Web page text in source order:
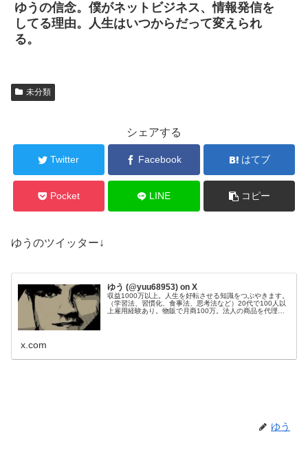
ゆうの信念。僕がネットビジネス、情報発信を
してる理由。人生はいつからだって変えられ
る。
未分類
シェアする
Twitter Facebook はてブ
Pocket LINE コピー
ゆうのツイッター↓
ゆう (@yuu68953) on X
収益1000万以上。人生を好転させる知識をつぶやきます。
（学習法、習慣化、食事法、思考法など）20代で100人以
上雇用経験あり。物販で月商100万。法人の商品を代理販
x.com
ゆう